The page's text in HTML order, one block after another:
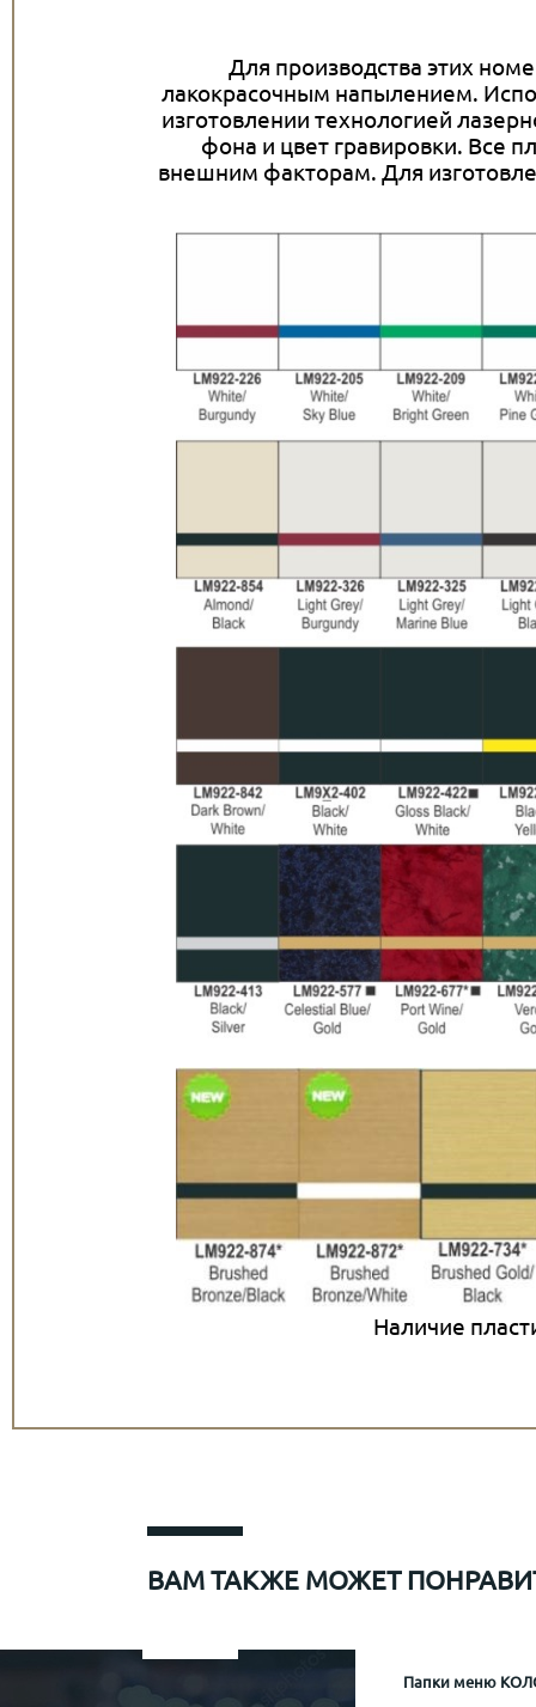
Для производства этих
лакокрасочным напылением.
изготовлении технологией
фона и цвет гравировки. Все
внешним факторам. Для
Наличие
ВАМ ТАКЖЕ МОЖЕТ
Папки менюПапка
Информационная папка гостя отеля Mamaison